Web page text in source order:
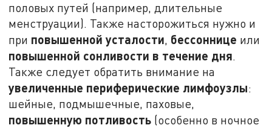
половых путей (например, длительные
менструации). Также насторожиться нужно и
при повышенной усталости, бессоннице или
повышенной сонливости в течение дня.
Также следует обратить внимание на
увеличенные периферические лимфоузлы:
шейные, подмышечные, паховые,
повышенную потливость (особенно в ночное